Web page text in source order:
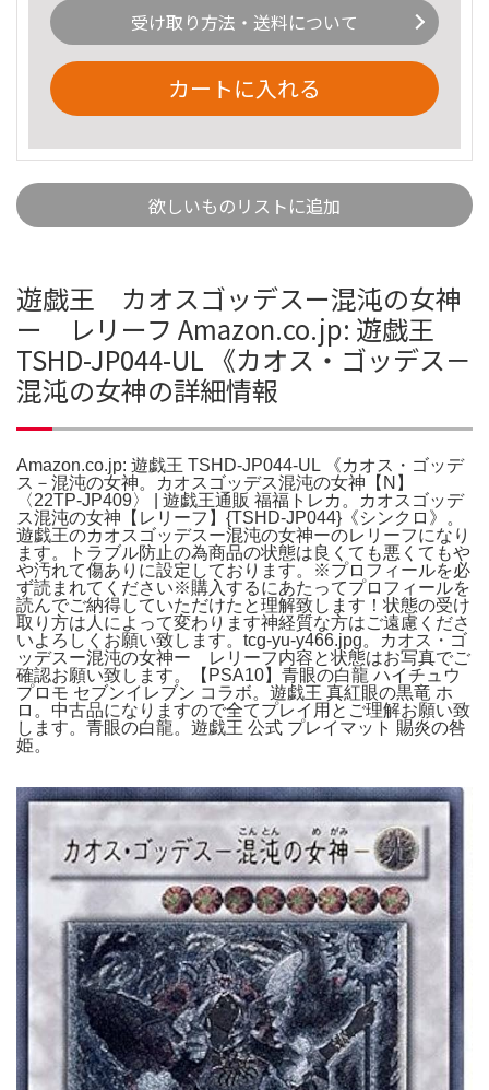
受け取り方法・送料について
カートに入れる
欲しいものリストに追加
遊戯王 カオスゴッデスー混沌の女神
ー レリーフ Amazon.co.jp: 遊戯王
TSHD-JP044-UL 《カオス・ゴッデス－
混沌の女神の詳細情報
Amazon.co.jp: 遊戯王 TSHD-JP044-UL 《カオス・ゴッデ
ス－混沌の女神。カオスゴッデス混沌の女神【N】
〈22TP-JP409〉 | 遊戯王通販 福福トレカ。カオスゴッデ
ス混沌の女神【レリーフ】{TSHD-JP044}《シンクロ》。
遊戯王のカオスゴッデスー混沌の女神ーのレリーフになり
ます。トラブル防止の為商品の状態は良くても悪くてもや
や汚れて傷ありに設定しております。※プロフィールを必
ず読まれてください※購入するにあたってプロフィールを
読んでご納得していただけたと理解致します！状態の受け
取り方は人によって変わります神経質な方はご遠慮くださ
いよろしくお願い致します。tcg-yu-y466.jpg。カオス・ゴ
ッデスー混沌の女神ー レリーフ内容と状態はお写真でご
確認お願い致します。【PSA10】青眼の白龍 ハイチュウ
プロモ セブンイレブン コラボ。遊戯王 真紅眼の黒竜 ホ
ロ。中古品になりますので全てプレイ用とご理解お願い致
します。青眼の白龍。遊戯王 公式 プレイマット 賜炎の咎
姫。